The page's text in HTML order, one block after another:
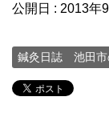
公開日 : 2013年
鍼灸日誌 池田市